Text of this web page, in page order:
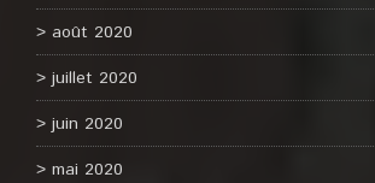
août 2020
juillet 2020
juin 2020
mai 2020